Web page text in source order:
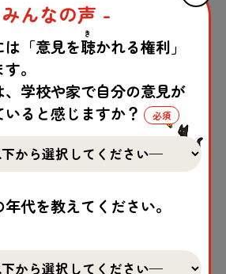
え」はありませ
ことを
ていることを、そのまま教
ついて
んなの声 -
は「意見を聴
き
かれる権利」
。
、学校や家で自分の意見が
ると感じますか？
代を教えてください。